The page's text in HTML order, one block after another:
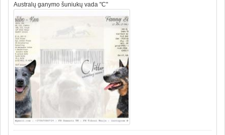
Australų ganymo šuniukų vada "C"